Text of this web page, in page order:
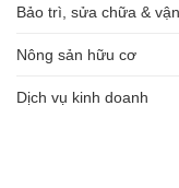
Bảo trì, sửa chữa &
Nông sản hữu cơ
Dịch vụ kinh doanh